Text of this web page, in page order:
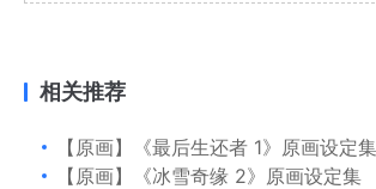
相关推荐
【原画】《最后生还者 1》原画设定集
【原画】《冰雪奇缘 2》原画设定集